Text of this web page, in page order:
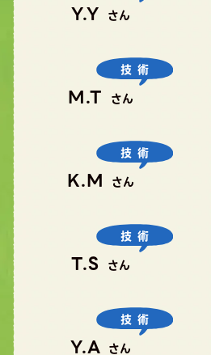
Y.Y さん
技術
M.T さん
技術
K.M さん
技術
T.S さん
技術
Y.A さん